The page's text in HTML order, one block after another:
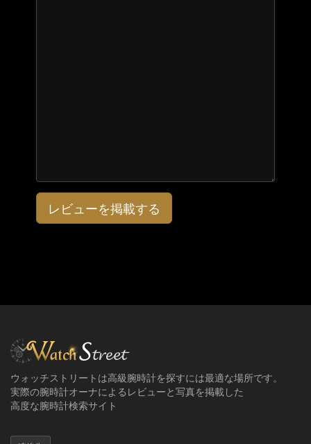
レビューを掲載する
ウォッチストリートは高級腕時計を探すには最適な場所です。
実際の腕時計オーナによるレビューと写真を掲載した
高度な腕時計検索サイト